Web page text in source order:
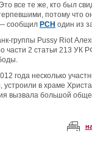
все те же, кто был
потому что
сообщил РСН один из
группы Pussy Riot
части 2 статьи 213 УК
года несколько
устроили в храме
вызвала большой